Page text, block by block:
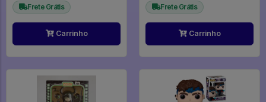
Frete Grátis
Carrinho
Frete Grátis
Carrinho